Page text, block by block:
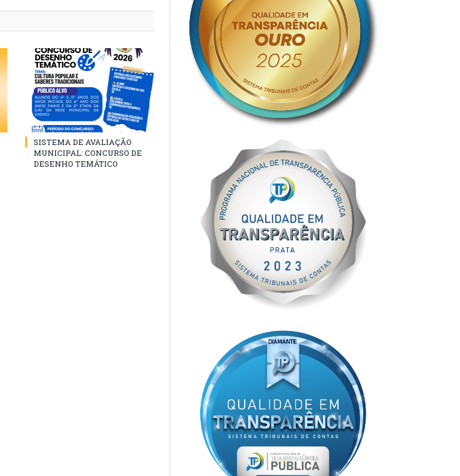
SISTEMA DE AVALIAÇÃO
MUNICIPAL: CONCURSO DE
DESENHO TEMÁTICO